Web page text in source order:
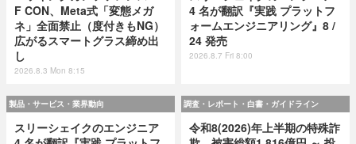
F CON、Meta式「変態メガ
ネ」全面禁止（度付きもNG）
広がるスマートグラス締め出
し
2026.8.3 Mon 8:15
4 名が翻訳『実践 プラットフ
ォームエンジニアリング』8 /
24 発売
2026.8.7 Fri 8:00
製品・サービス・業界動向
スリーシェイクのエンジニア
調査・レポート・白書・ガイドライン
令和8(2026)年上半期の特殊詐